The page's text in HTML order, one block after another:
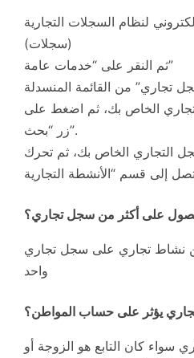
لنظام السجلات التجارية
(سجلات)
ثم النقر على “خدمات عامة”
الخاص بك، ثم اضغط على
زر “بحث”.
التجاري الخاص بك، ثم تحرك
على أكثر من سجل تجاري؟
نشاط تجاري على سجل تجاري
واحد
يؤثر على حساب المواطن؟
سواء كان التابع هو الزوجة أو